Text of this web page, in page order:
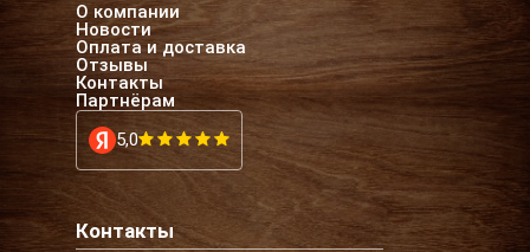
О компании
Новости
Оплата и доставка
Отзывы
Контакты
Партнёрам
5,0
Контакты